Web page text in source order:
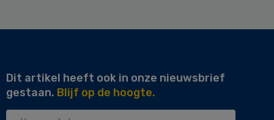
Dit artikel heeft ook in onze nieuwsbrief
gestaan. Blijf op de hoogte.
Uw